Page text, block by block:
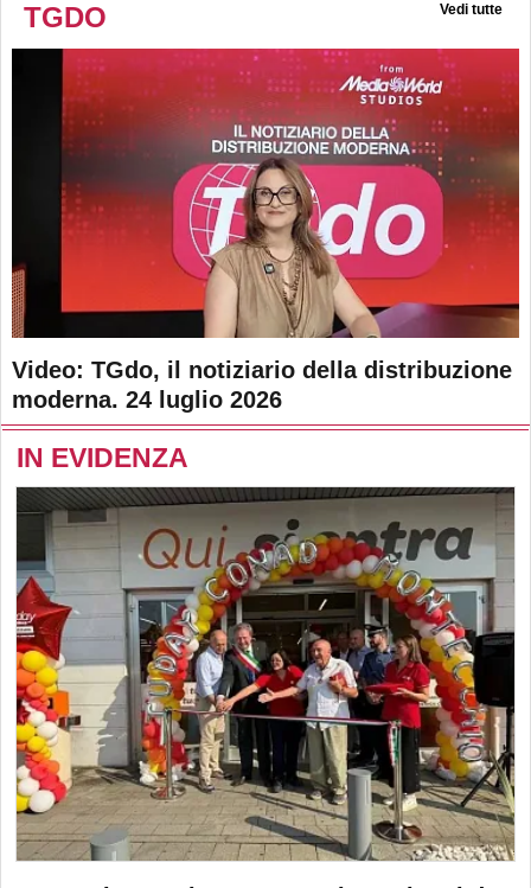
TGDO Vedi tutte
Video: TGdo, il notiziario della distribuzione
moderna. 24 luglio 2026
IN EVIDENZA